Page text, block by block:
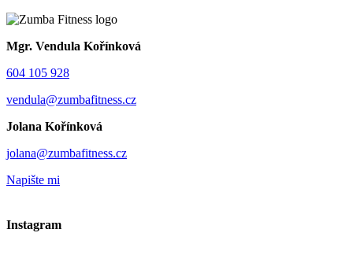
Mgr. Vendula Kořínková
604 105 928
vendula@zumbafitness.cz
Jolana Kořínková
jolana@zumbafitness.cz
Napište mi
Instagram